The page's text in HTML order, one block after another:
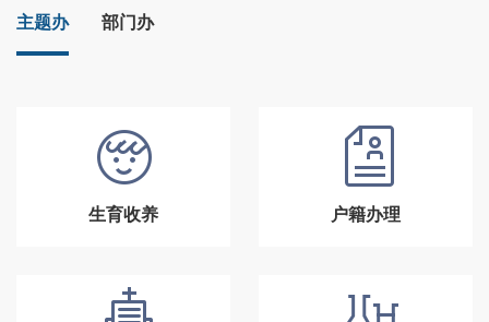
主题办 部门办
生育收养 户籍办理